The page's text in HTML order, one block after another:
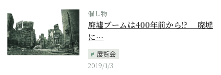
催し物
廃墟ブームは400年前から!? 廃墟
に…
展覧会
2019/1/3